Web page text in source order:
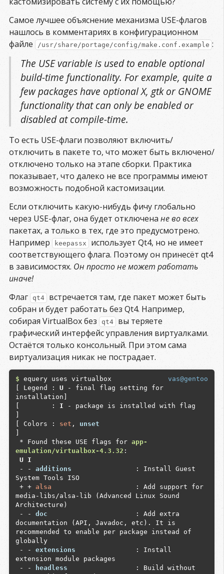
Самое лучшее объяснение механизма USE-флагов
нашлось в комментариях в конфигурационном
файле
/usr/share/portage/config/make.conf.example :
The USE variable is used to enable optional
build-time functionality. For example, quite a
few packages have optional X, gtk or GNOME
functionality that can only be enabled or
disabled at compile-time.
То есть USE-флаги позволяют включить/
отключить в пакете то, что может быть включено/
отключено только на этапе сборки. Практика
показывает, что далеко не все программы имеют
возможность подобной кастомизации.
Если отключить какую-нибудь фичу глобально
через USE-флаг, она будет отключена не во всех
пакетах, а только в тех, где это предусмотрено.
Например
keepassx использует Qt4, но не имеет
соответствующего флага. Поэтому он принесёт qt4
в зависимостях. Он просто не может работать
иначе!
Флаг
qt4 встречается там, где пакет может быть
собран и будет работать без Qt4. Например,
собирая VirtualBox без
qt4 вы теряете
графический интерфейс управления виртуалками.
Остаётся только консольный. При этом сама
виртуализация никак не пострадает.
vas@gentoo
$ equery uses virtualbox
[ Legend : U - final flag setting for
installation]
[        : I - package is installed with flag
[ Colors : set , unset
* Found these USE flags for app-
emulation/virtualbox-4.3.32
U I
- - additions
: Install Guest
System Tools ISO
+ + alsa
: Add support for
media-libs/alsa-lib (Advanced Linux Sound
Architecture)
- - doc
: Add extra
documentation (API, Javadoc, etc). It is
recommended to enable per package instead of
globally
- - extensions
: Install
extension module packages
- -
headless
: Build without